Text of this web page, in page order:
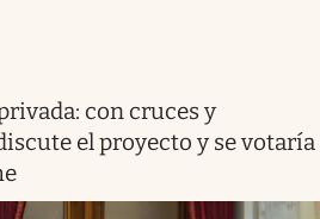
con cruces y
el proyecto y se votaría